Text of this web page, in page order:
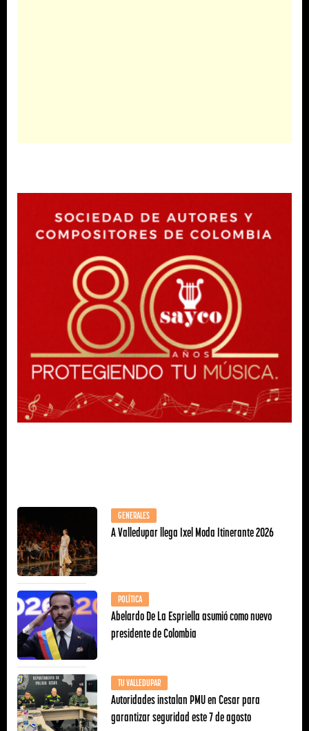
GENERALES
A Valledupar llega Ixel Moda Itinerante 2026
POLÍTICA
Abelardo De La Espriella asumió como nuevo
presidente de Colombia
TU VALLEDUPAR
Autoridades instalan PMU en Cesar para
garantizar seguridad este 7 de agosto